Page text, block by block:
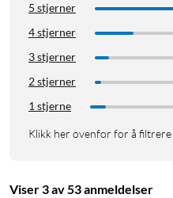
5 stjerner
4 stjerner
3 stjerner
2 stjerner
1 stjerne
Klikk her ovenfor for å filtrere
Viser 3 av 53 anmeldelser